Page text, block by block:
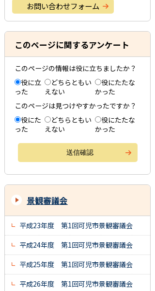
お問い合わせフォーム
このページに関するアンケート
このページの情報は役に立ちましたか？
役に立
った
どちらともい
えない
役にたたな
かった
このページは見つけやすかったですか？
役にた
った
どちらともい
えない
役にたたな
かった
景観審議会
平成23年度 第1回可児市景観審議会
平成24年度 第1回可児市景観審議会
平成25年度 第1回可児市景観審議会
平成26年度 第1回可児市景観審議会